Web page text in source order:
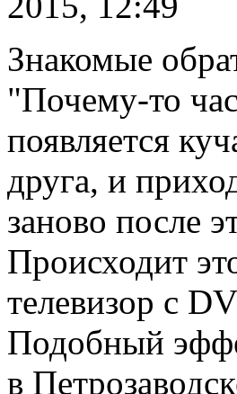
Знакомые
"Почему-то
появляется
друга, и
заново после
Происходит
телевизор с
Подобный
в